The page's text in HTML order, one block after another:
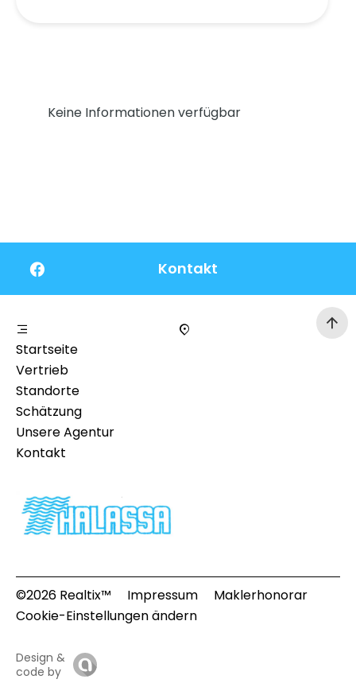
Keine Informationen verfügbar
Kontakt
Startseite
Vertrieb
Standorte
Schätzung
Unsere Agentur
Kontakt
©2026 Realtix™ Impressum
Maklerhonorar
Cookie-Einstellungen ändern
Design &
code by